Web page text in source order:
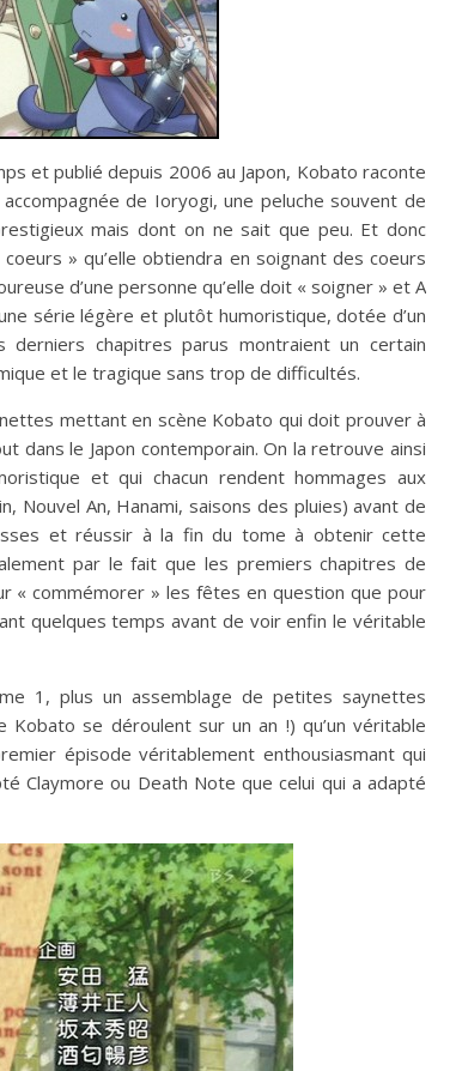
et publié depuis 2006 au Japon, Kobato raconte
de Ioryogi, une peluche souvent de
mais dont on ne sait que peu. Et donc
» qu’elle obtiendra en soignant des coeurs
d’une personne qu’elle doit « soigner » et A
série légère et plutôt humoristique, dotée d’un
chapitres parus montraient un certain
et le tragique sans trop de difficultés.
mettant en scène Kobato qui doit prouver à
dans le Japon contemporain. On la retrouve ainsi
et qui chacun rendent hommages aux
Nouvel An, Hanami, saisons des pluies) avant de
et réussir à la fin du tome à obtenir cette
par le fait que les premiers chapitres de
« commémorer » les fêtes en question que pour
quelques temps avant de voir enfin le véritable
1, plus un assemblage de petites saynettes
se déroulent sur un an !) qu’un véritable
épisode véritablement enthousiasmant qui
Claymore ou Death Note que celui qui a adapté